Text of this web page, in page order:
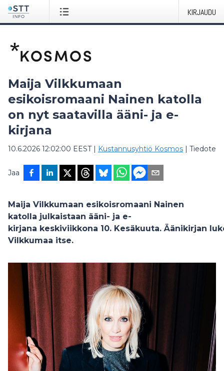
KIRJAUDU
Maija Vilkkumaan
esikoisromaani Nainen katolla
on nyt saatavilla ääni- ja e-
kirjana
10.6.2026 12:02:00 EEST| Kustannusyhtiö Kosmos | Tiedote
Jaa
Maija Vilkkumaan esikoisromaani Nainen
katolla julkaistaan ääni- ja e-
kirjana keskiviikkona 10. Kesäkuuta. Äänikirjan
Vilkkumaa itse.